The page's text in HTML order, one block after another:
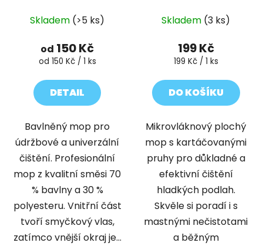
Skladem (>5 ks)
od 150 Kč
Měrná
od 150 Kč / 1 ks
DETAIL
Bavlněný mop pro
údržbové a univerzální
čištění. Profesionální
mop z kvalitní směsi 70
% bavlny a 30 %
polyesteru. Vnitřní část
tvoří smyčkový vlas,
zatímco vnější okraj je...
Skladem (3 ks)
199 Kč
Měrná
199 Kč / 1 ks
DO KOŠÍKU
Mikrovláknový plochý
mop s kartáčovanými
pruhy pro důkladné a
efektivní čištění
hladkých podlah.
Skvěle si poradí i s
mastnými nečistotami
a běžným